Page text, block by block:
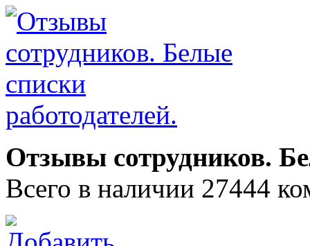
Отзывы сотрудников.
Всего в наличии 27444